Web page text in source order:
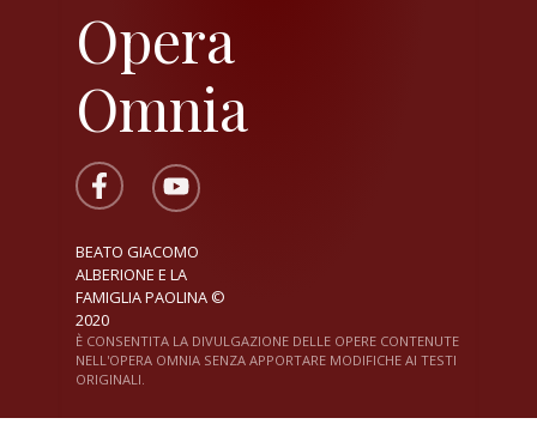
Opera
Omnia
BEATO GIACOMO
ALBERIONE E LA
FAMIGLIA PAOLINA ©
2020
È CONSENTITA LA DIVULGAZIONE DELLE OPERE CONTENUTE
NELL'OPERA OMNIA SENZA APPORTARE MODIFICHE AI TESTI
ORIGINALI.